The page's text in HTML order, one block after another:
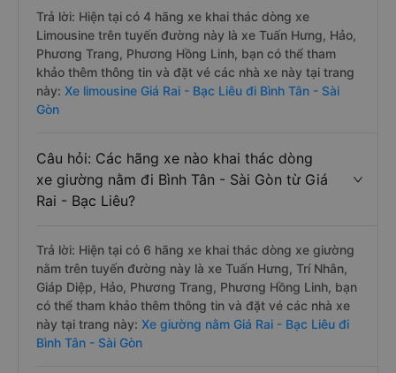
Trả lời: Hiện tại có 4 hãng xe khai thác dòng xe
Limousine trên tuyến đường này là xe Tuấn Hưng, Hảo,
Phương Trang, Phương Hồng Linh, bạn có thể tham
khảo thêm thông tin và đặt vé các nhà xe này tại trang
này: Xe limousine Giá Rai - Bạc Liêu đi Bình Tân - Sài
Gòn
Câu hỏi: Các hãng xe nào khai thác dòng
xe giường nằm đi Bình Tân - Sài Gòn từ Giá
Rai - Bạc Liêu?
Trả lời: Hiện tại có 6 hãng xe khai thác dòng xe giường
nằm trên tuyến đường này là xe Tuấn Hưng, Trí Nhân,
Giáp Diệp, Hảo, Phương Trang, Phương Hồng Linh, bạn
có thể tham khảo thêm thông tin và đặt vé các nhà xe
này tại trang này: Xe giường nằm Giá Rai - Bạc Liêu đi
Bình Tân - Sài Gòn